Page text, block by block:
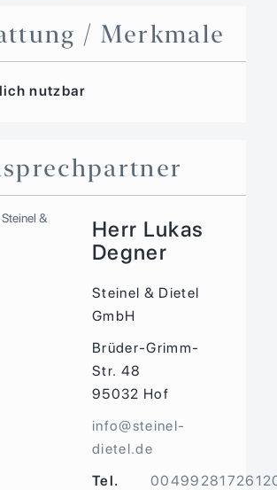
/ Merkmale
nutzbar
Herr Lukas
Degner
Steinel & Dietel
GmbH
Brüder-Grimm-
Str. 48
95032 Hof
info@steinel-
dietel.de
Tel.